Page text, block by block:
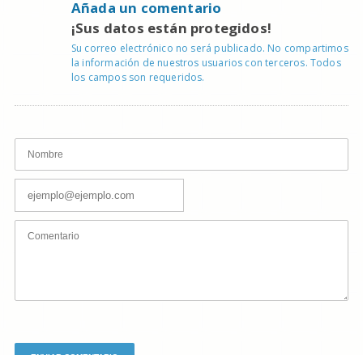
Añada un comentario
¡Sus datos están protegidos!
Su correo electrónico no será publicado. No compartimos
la información de nuestros usuarios con terceros. Todos
los campos son requeridos.